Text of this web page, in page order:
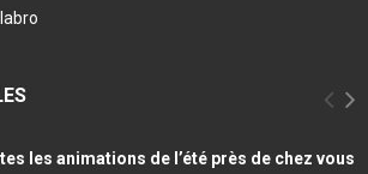
les animations de l’été près de chez vous